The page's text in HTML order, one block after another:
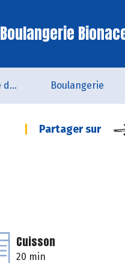
Boulangerie
Carte de fidélité du magasin Boulangerie
Partager sur
Cuisson
20 min